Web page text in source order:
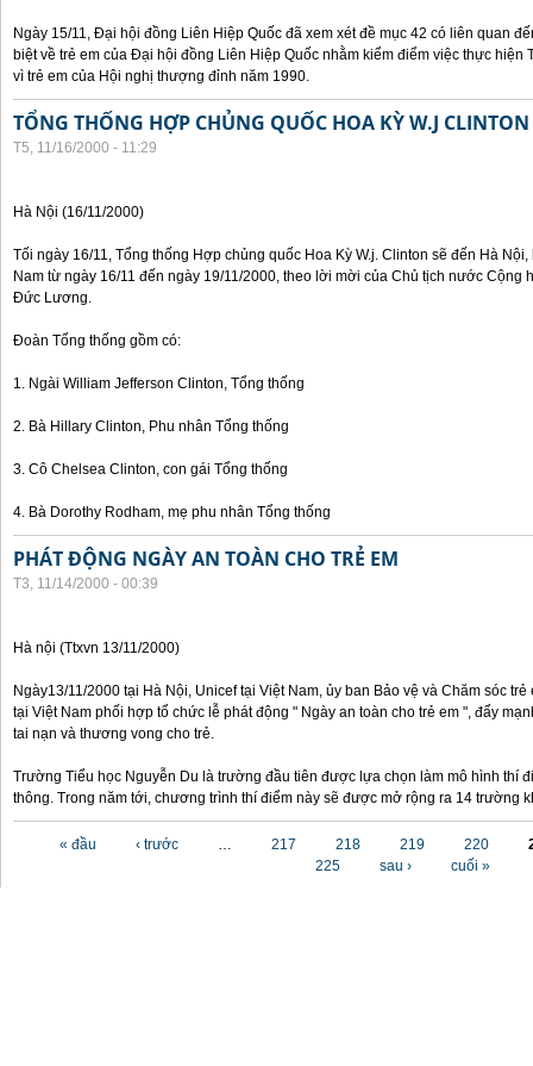
Ngày 15/11, Đại hội đồng Liên Hiệp Quốc đã xem xét đề mục 42 có liên quan
biệt về trẻ em của Đại hội đồng Liên Hiệp Quốc nhằm kiểm điểm việc thực
vì trẻ em của Hội nghị thượng đỉnh năm 1990.
TỔNG THỐNG HỢP CHỦNG QUỐC HOA KỲ W.J
T5, 11/16/2000 - 11:29
Hà Nội (16/11/2000)
Tối ngày 16/11, Tổng thống Hợp chủng quốc Hoa Kỳ W.j. Clinton sẽ đến Hà
Nam từ ngày 16/11 đến ngày 19/11/2000, theo lời mời của Chủ tịch nước Cộng
Đức Lương.
Đoàn Tổng thống gồm có:
1. Ngài William Jefferson Clinton, Tổng thống
2. Bà Hillary Clinton, Phu nhân Tổng thống
3. Cô Chelsea Clinton, con gái Tổng thống
4. Bà Dorothy Rodham, mẹ phu nhân Tổng thống
PHÁT ĐỘNG NGÀY AN TOÀN CHO TRẺ EM
T3, 11/14/2000 - 00:39
Hà nội (Ttxvn 13/11/2000)
Ngày13/11/2000 tại Hà Nội, Unicef tại Việt Nam, ủy ban Bảo vệ và Chăm sóc
tại Việt Nam phối hợp tổ chức lễ phát động " Ngày an toàn cho trẻ em ", đẩy
tai nạn và thương vong cho trẻ.
Trường Tiểu học Nguyễn Du là trường đầu tiên được lựa chọn làm mô hình thí
thông. Trong năm tới, chương trình thí điểm này sẽ được mở rộng ra 14 trường
« đầu ‹ trước … 217 218 219 220
225
sau › cuối »